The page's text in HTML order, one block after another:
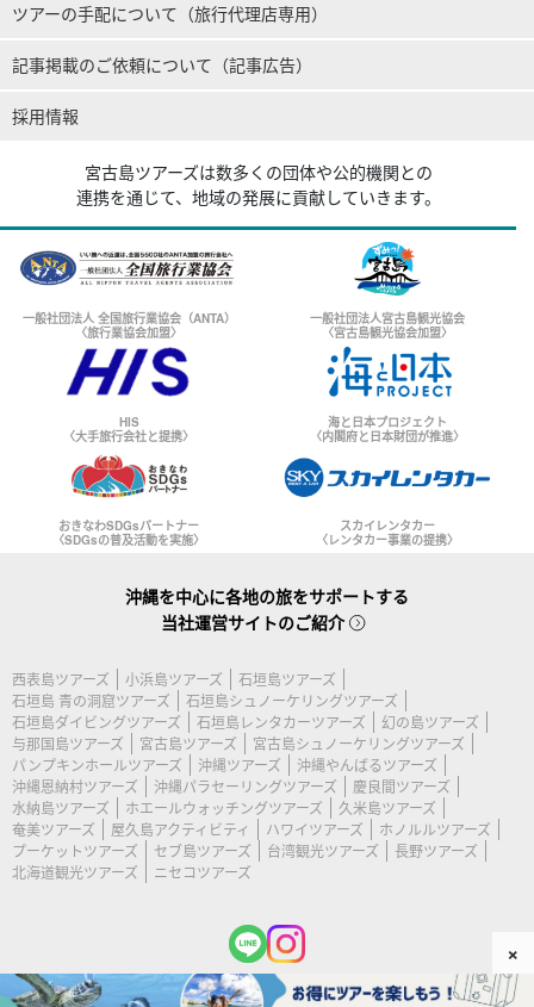
ツアーの手配について（旅行代理店専用）
記事掲載のご依頼について（記事広告）
採用情報
宮古島ツアーズは数多くの団体や公的機関との
連携を通じて、地域の発展に貢献していきます。
一般社団法人 全国旅行業協会（ANTA）
〈旅行業協会加盟〉
一般社団法人宮古島観光協会
〈宮古島観光協会加盟〉
HIS
〈大手旅行会社と提携〉
海と日本プロジェクト
〈内閣府と日本財団が推進〉
おきなわSDGsパートナー
〈SDGsの普及活動を実施〉
スカイレンタカー
〈レンタカー事業の提携〉
沖縄を中心に各地の旅をサポートする
当社運営サイトのご紹介
西表島ツアーズ 小浜島ツアーズ
石垣島ツアーズ
石垣島 青の洞窟ツアーズ
石垣島シュノーケリングツアーズ
石垣島ダイビングツアーズ
石垣島レンタカーツアーズ
幻の島ツアーズ
与那国島ツアーズ
宮古島ツアーズ
宮古島シュノーケリングツアーズ
パンプキンホールツアーズ
沖縄ツアーズ
沖縄やんばるツアーズ
沖縄恩納村ツアーズ
沖縄パラセーリングツアーズ
慶良間ツアーズ
水納島ツアーズ
ホエールウォッチングツアーズ
久米島ツアーズ
奄美ツアーズ
屋久島アクティビティ ハワイツアーズ
ホノルルツアーズ
プーケットツアーズ
セブ島ツアーズ 台湾観光ツアーズ
長野ツアーズ
北海道観光ツアーズ
ニセコツアーズ
(c) 2026 宮古島ツアーズ All Rights Reserved.
×